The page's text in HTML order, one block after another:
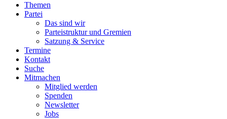
Themen
Partei
Das sind wir
Parteistruktur und Gremien
Satzung & Service
Termine
Kontakt
Suche
Mitmachen
Mitglied werden
Spenden
Newsletter
Jobs